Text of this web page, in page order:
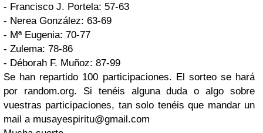
- Francisco J. Portela: 57-63
- Nerea González: 63-69
- Mª Eugenia: 70-77
- Zulema: 78-86
- Déborah F. Muñoz: 87-99
Se han repartido 100 participaciones. El sorteo se hará
por random.org. Si tenéis alguna duda o algo sobre
vuestras participaciones, tan solo tenéis que mandar un
mail a musayespiritu@gmail.com